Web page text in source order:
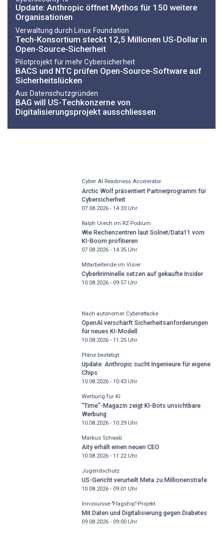
Update: Anthropic öffnet Mythos für 150 weitere
Organisationen
Verwaltung durch Linux Foundation
Tech-Konsortium steckt 12,5 Millionen US-Dollar in
Open-Source-Sicherheit
Pilotprojekt für mehr Cybersicherheit
BACS und NTC prüfen Open-Source-Software auf
Sicherheitslücken
Aus Datenschutzgründen
BAG will US-Techkonzerne von
Digitalisierungsprojekt ausschliessen
Cyber AI Readiness Accelerator
Arctic Wolf präsentiert Partnerprogramm für
Cybersicherheit
07.08.2026 - 14:33Uhr
Ralph Urech im RZ-Podium
Wie Rechenzentren laut Solnet/Data11 vom
KI-Boom profitieren
07.08.2026 - 14:35Uhr
Mitarbeitende im Visier
Cyberkriminelle setzen auf gekaufte Insider
10.08.2026 - 09:57Uhr
Nach autonomer Cyberattacke
OpenAI verschärft Sicherheitsanforderungen
für neues KI-Modell
10.08.2026 - 11:25Uhr
Pläne bestätigt
Update: Anthropic sucht Ingenieure für eigene
Chips
10.08.2026 - 10:43Uhr
Werbung für KI
"Time"-Magazin zeigt KI-Bots unsichtbare
Werbung
10.08.2026 - 10:29Uhr
Markus Schwab
Aity erhält einen neuen CEO
10.08.2026 - 11:22Uhr
Jugendschutz
US-Gericht verurteilt Meta zu Millionenstrafe
10.08.2026 - 09:01 Uhr
Innosuisse-"Flagship"-Projekt
Mit Daten und Digitalisierung gegen Diabetes
09.08.2026 - 09:00Uhr